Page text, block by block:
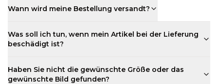
Wann wird meine Bestellung versandt?
Was soll ich tun, wenn mein Artikel bei der Lieferung
beschädigt ist?
Haben Sie nicht die gewünschte Größe oder das
gewünschte Bild gefunden?